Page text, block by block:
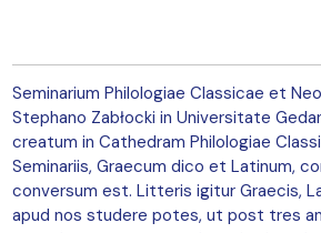
Seminarium Philologiae Classicae et
Stephano Zabłocki in Universitate
creatum in Cathedram Philologiae
Seminariis, Graecum dico et Latinum,
conversum est. Litteris igitur Graecis,
apud nos studere potes, ut post tres